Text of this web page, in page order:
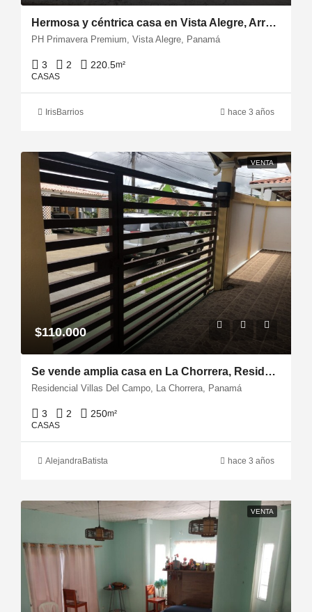
Hermosa y céntrica casa en Vista Alegre, Arraiján
PH Primavera Premium, Vista Alegre, Panamá
3 2 220.5m²
CASAS
IrisBarrios hace 3 años
VENTA
$110.000
Se vende amplia casa en La Chorrera, Residencial Villas del Campo
Residencial Villas Del Campo, La Chorrera, Panamá
3 2 250m²
CASAS
AlejandraBatista hace 3 años
VENTA